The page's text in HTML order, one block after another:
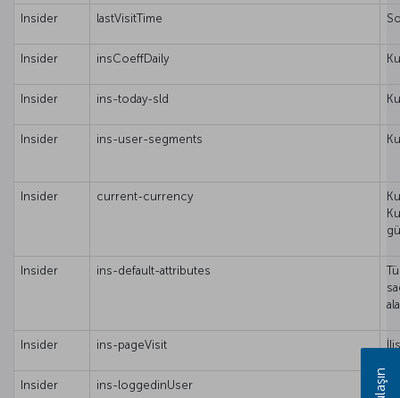
Insider lastVisitTime
Insider insCoeffDaily
Insider ins-today-sld
Insider ins-user-segments
Insider current-currency
Insider ins-default-attributes
Insider ins-pageVisit
Insider ins-loggedinUser